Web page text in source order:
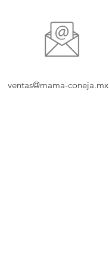
ventas@mama-coneja.mx